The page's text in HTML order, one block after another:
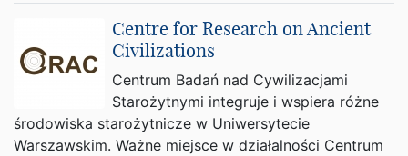
Centre for Research on Ancient
Civilizations
Centrum Badań nad Cywilizacjami
Starożytnymi integruje i wspiera różne
środowiska starożytnicze w Uniwersytecie
Warszawskim. Ważne miejsce w działalności Centrum